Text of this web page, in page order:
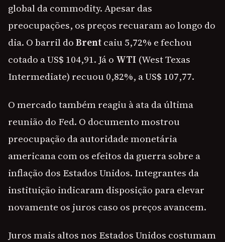
global da commodity. Apesar das
preocupações, os preços recuaram ao longo do
dia. O barril doBrentcaiu 5,72% e fechou
cotado a US$ 104,91. Já o WTI (West Texas
Intermediate) recuou 0,82%, a US$ 107,77.
O mercado também reagiu à ata da última
reunião do Fed. O documento mostrou
preocupação da autoridade monetária
americana com os efeitos da guerra sobre a
inflação dos Estados Unidos. Integrantes da
instituição indicaram disposição para elevar
novamente os juros caso os preços avancem.
Juros mais altos nos Estados Unidos costumam